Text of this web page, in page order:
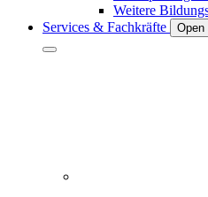
Weitere
Services & Fachkräfte
Open